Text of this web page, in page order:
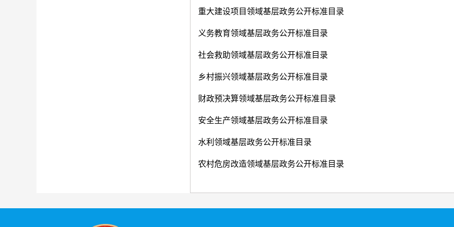
重大建设项目领域基层政务公开标准目录
义务教育领域基层政务公开标准目录
社会救助领域基层政务公开标准目录
乡村振兴领域基层政务公开标准目录
财政预决算领域基层政务公开标准目录
安全生产领域基层政务公开标准目录
水利领域基层政务公开标准目录
农村危房改造领域基层政务公开标准目录